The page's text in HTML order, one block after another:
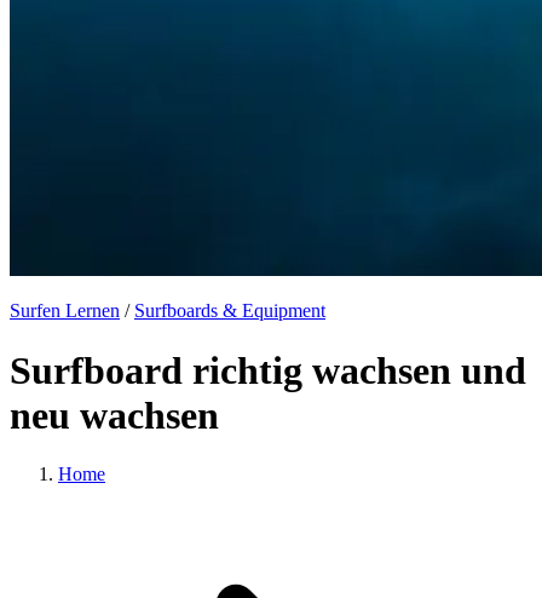
Surfen Lernen / Surfboards & Equipment
Surfboard richtig wachsen und
neu wachsen
Home